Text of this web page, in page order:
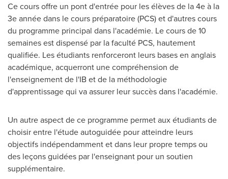
Ce cours offre un pont d'entrée pour les élèves de la 4e à la
3e année dans le cours préparatoire (PCS) et d'autres cours
du programme principal dans l'académie. Le cours de 10
semaines est dispensé par la faculté PCS, hautement
qualifiée. Les étudiants renforceront leurs bases en anglais
académique, acquerront une compréhension de
l'enseignement de l'IB et de la méthodologie
d'apprentissage qui va assurer leur succès dans l'académie.
Un autre aspect de ce programme permet aux étudiants de
choisir entre l'étude autoguidée pour atteindre leurs
objectifs indépendamment et dans leur propre temps ou
des leçons guidées par l'enseignant pour un soutien
supplémentaire.